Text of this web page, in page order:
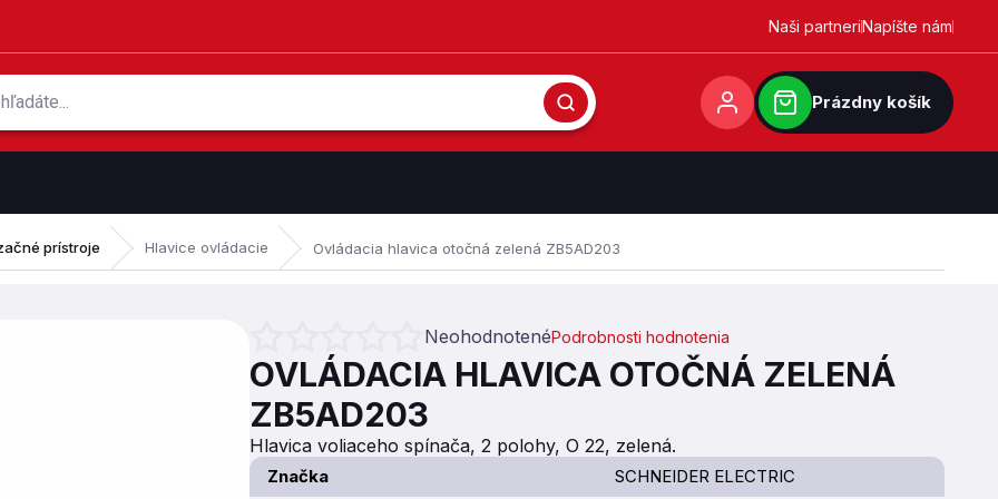
Naši partneriNapíšte nám
Prázdny košík
prístroje Hlavice ovládacie Ovládacia hlavica otočná zelená ZB5AD203
Priemerné hodnotenie produktu je 0,0 z 5 hviezdičiek.
NeohodnotenéPodrobnosti hodnotenia
OVLÁDACIA HLAVICA OTOČNÁ ZELENÁ
ZB5AD203
Hlavica voliaceho spínača, 2 polohy, O 22, zelená.
Značka
SCHNEIDER ELECTRIC